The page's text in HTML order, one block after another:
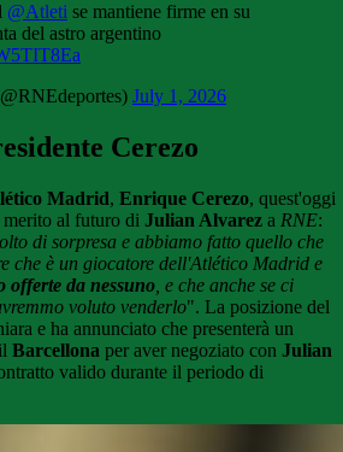
@Atleti se mantiene firme en su
del astro argentino
July 1, 2026
Cerezo
Madrid, Enrique Cerezo, quest'oggi
merito al futuro di Julian Alvarez a RNE:
di sorpresa e abbiamo fatto quello che
che è un giocatore dell'Atlético Madrid e
offerte da nessuno , e che anche se ci
voluto venderlo". La posizione del
e ha annunciato che presenterà un
Barcellona per aver negoziato con Julian
valido durante il periodo di